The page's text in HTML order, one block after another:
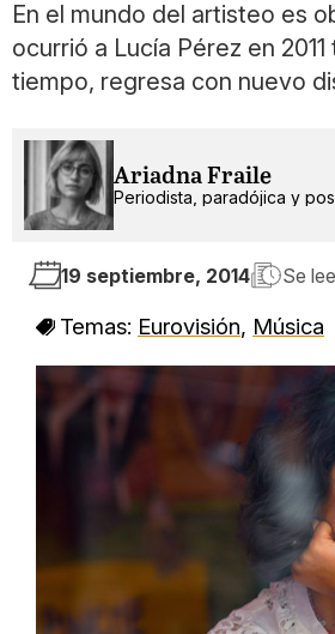
En el mundo del artisteo es
ocurrió a Lucía Pérez en
tiempo, regresa con nuevo
Ariadna Fraile
Periodista, paradójica y
19 septiembre, 2014 Se
Temas: Eurovisión, Música